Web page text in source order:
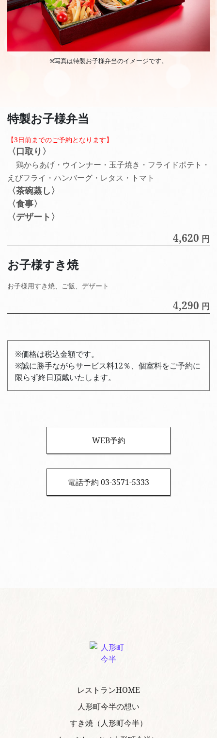
※写真は特製お子様弁当のイメージです。
特製お子様弁当
【3日前までのご予約となります】
〈口取り〉
鶏からあげ・ウインナー・玉子焼き・フライドポテト・
えびフライ・ハンバーグ・レタス・トマト
〈茶碗蒸し〉
〈食事〉
〈デザート〉
4,620 円
お子様すき焼
お子様用すき焼、ご飯、デザート
4,290 円
※価格は税込金額です。
※誠に勝手ながらサービス料12％、個室料をご予約に
限らず終日頂戴いたします。
WEB予約
電話予約 03-3571-5333
レストランHOME
人形町今半の想い
すき焼（人形町今半）